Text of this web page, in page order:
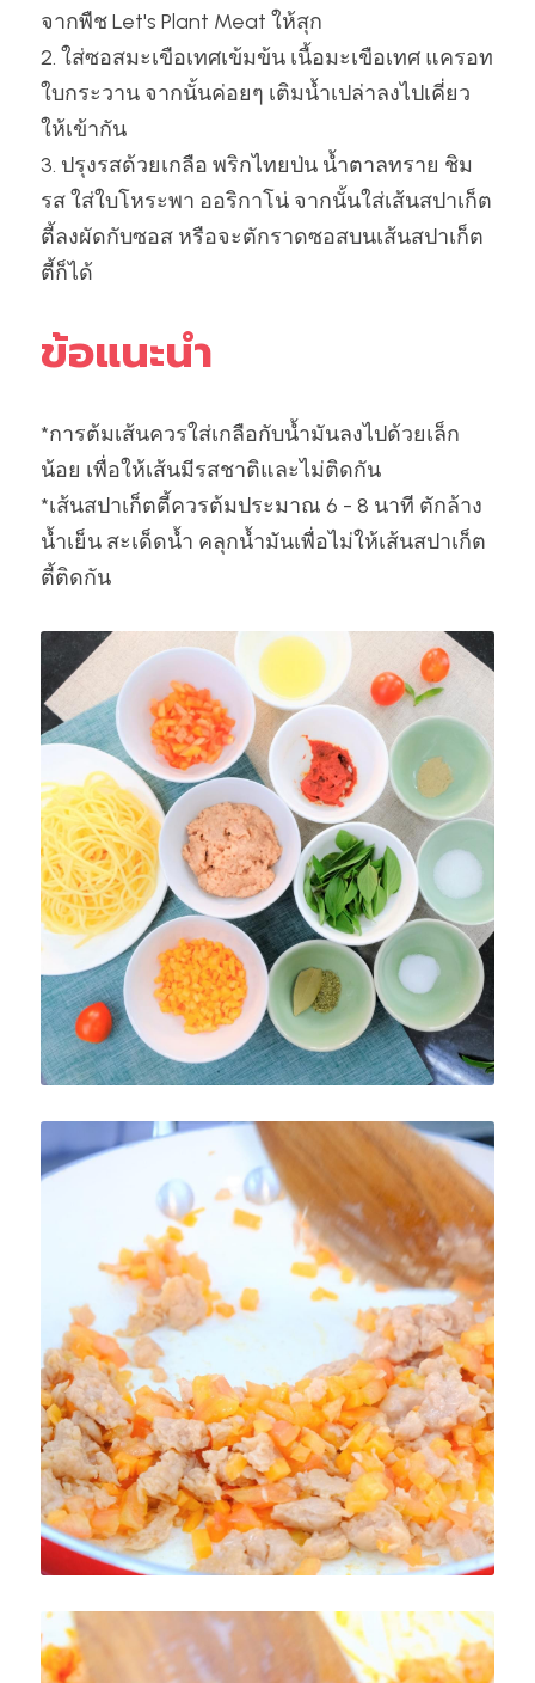
จากพืช Let's Plant Meat ให้สุก
2. ใส่ซอสมะเขือเทศเข้มข้น เนื้อมะเขือเทศ แครอท
ใบกระวาน จากนั้นค่อยๆ เติมน้ำเปล่าลงไปเคี่ยว
ให้เข้ากัน
3. ปรุงรสด้วยเกลือ พริกไทยป่น น้ำตาลทราย ชิม
รส ใส่ใบโหระพา ออริกาโน่ จากนั้นใส่เส้นสปาเก็ต
ตี้ลงผัดกับซอส หรือจะตักราดซอสบนเส้นสปาเก็ต
ตี้ก็ได้
ข้อแนะนำ
*การต้มเส้นควรใส่เกลือกับน้ำมันลงไปด้วยเล็ก
น้อย เพื่อให้เส้นมีรสชาติและไม่ติดกัน
*เส้นสปาเก็ตตี้ควรต้มประมาณ 6 - 8 นาที ตักล้าง
น้ำเย็น สะเด็ดน้ำ คลุกน้ำมันเพื่อไม่ให้เส้นสปาเก็ต
ตี้ติดกัน